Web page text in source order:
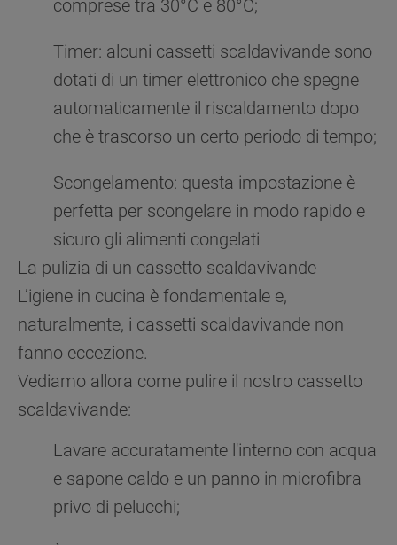
comprese tra 30°C e 80°C;
Timer: alcuni cassetti scaldavivande sono
dotati di un timer elettronico che spegne
automaticamente il riscaldamento dopo
che è trascorso un certo periodo di tempo;
Scongelamento: questa impostazione è
perfetta per scongelare in modo rapido e
sicuro gli alimenti congelati
La pulizia di un cassetto scaldavivande
L’igiene in cucina è fondamentale e,
naturalmente, i cassetti scaldavivande non
fanno eccezione.
Vediamo allora come pulire il nostro cassetto
scaldavivande:
Lavare accuratamente l'interno con acqua
e sapone caldo e un panno in microfibra
privo di pelucchi;